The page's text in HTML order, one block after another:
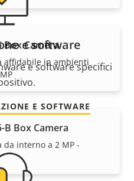
Box Camera
affidabile in ambienti
B Box Camera
da interno a 2 MP -
e software
e software specifici
E SOFTWARE